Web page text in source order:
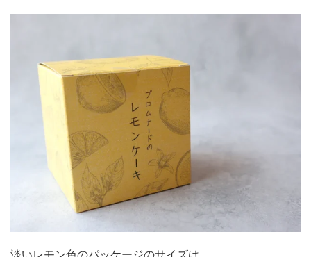
淡いレモン色のパッケージのサイズは、